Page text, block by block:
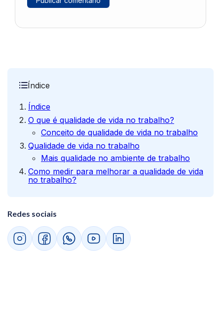
Índice
Índice
O que é qualidade de vida no trabalho?
Conceito de qualidade de vida no trabalho
Qualidade de vida no trabalho
Mais qualidade no ambiente de trabalho
Como medir para melhorar a qualidade de vida
no trabalho?
Redes sociais